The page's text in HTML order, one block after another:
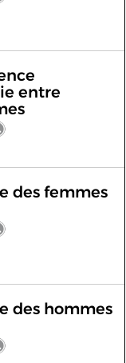
entre
des femmes
des hommes